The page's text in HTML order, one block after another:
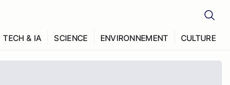
TECH & IA SCIENCE ENVIRONNEMENT CULTURE